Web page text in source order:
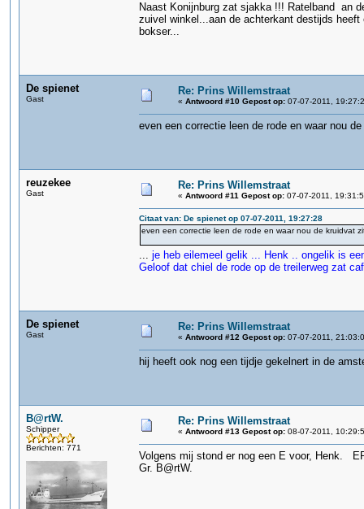
Naast Konijnburg zat sjakka !!! Ratelband an
zuivel winkel...aan de achterkant destijds
bokser...
De spienet
Gast
Re: Prins Willemstraat
« Antwoord #10 Gepost op: 07-07-2011,
even een correctie leen de rode en waar nou
reuzekee
Gast
Re: Prins Willemstraat
« Antwoord #11 Gepost op: 07-07-2011,
Citaat van: De spienet op 07-07-2011, 19:27:28
even een correctie leen de rode en waar nou de kruidvat
... je heb eilemeel gelik ... Henk .. ongelik is
Geloof dat chiel de rode op de treilerweg zat
De spienet
Gast
Re: Prins Willemstraat
« Antwoord #12 Gepost op: 07-07-2011,
hij heeft ook nog een tijdje gekelnert in de
B@rtW.
Schipper
Berichten: 771
Re: Prins Willemstraat
« Antwoord #13 Gepost op: 08-07-2011,
Volgens mij stond er nog een E voor, Henk.
Gr. B@rtW.